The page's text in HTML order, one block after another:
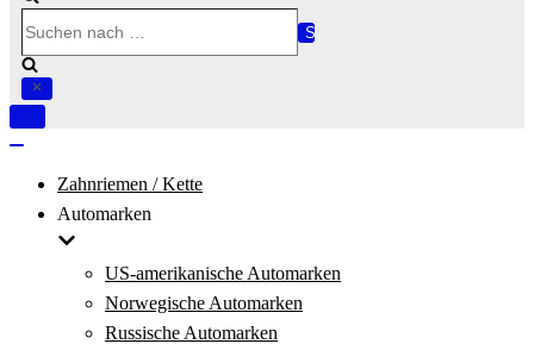
nach …
Navigation
Zahnriemen / Kette
Automarken
US-amerikanische Automarken
Norwegische Automarken
Russische Automarken